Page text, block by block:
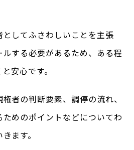
してふさわしいことを主張
する必要があるため、ある程
安心です。
者の判断要素、調停の流れ、
めのポイントなどについてわ
ます。